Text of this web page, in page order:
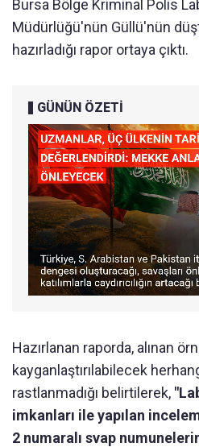
Bursa Bölge Kriminal Polis
Müdürlüğü'nün Güllü'nün
hazırladığı rapor ortaya çıktı.
GÜNÜN ÖZETİ
Hazırlanan raporda, alınan
kayganlaştırılabilecek
rastlanmadığı belirtilerek,
imkanları ile yapılan
2 numaralı svap